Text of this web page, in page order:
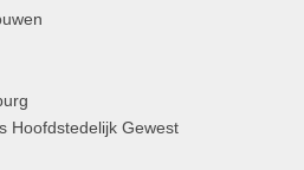
Hoofdstedelijk Gewest